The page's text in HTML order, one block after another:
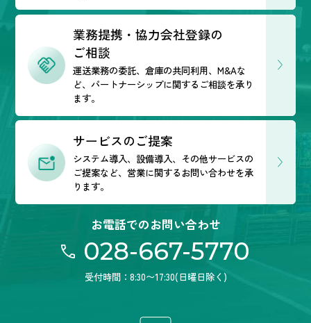
お電話でのお問い合わせ
028-667-5770
受付時間：8:30〜17:30(日曜日除く)
業務提携・協力会社登録の
ご相談
運送業務の委託、倉庫の共同利用、M&Aな
ど、パートナーシップに関するご相談を承り
ます。
サービスのご提案
システム導入、設備導入、その他サービスの
ご提案など、営業に関するお問い合わせを承
ります。